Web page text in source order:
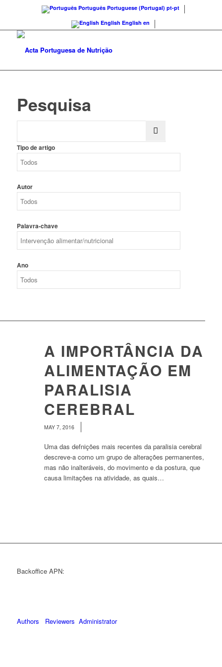
Português Portuguese (Portugal) pt-pt
English English en
Pesquisa
Tipo de artigo
Autor
Palavra-chave
Ano
A IMPORTÂNCIA DA
ALIMENTAÇÃO EM
PARALISIA
CEREBRAL
MAY 7, 2016
Uma das defnições mais recentes da paralisia cerebral
descreve-a como um grupo de alterações permanentes,
mas não inalteráveis, do movimento e da postura, que
causa limitações na atividade, as quais…
Backoffice APN:
Authors Reviewers Administrator